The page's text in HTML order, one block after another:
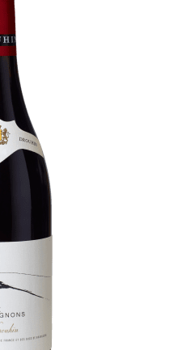
rejoindre